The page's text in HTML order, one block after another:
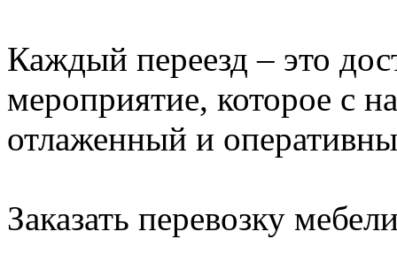
Каждый переезд – это
мероприятие, которое с
отлаженный и
Заказать перевозку